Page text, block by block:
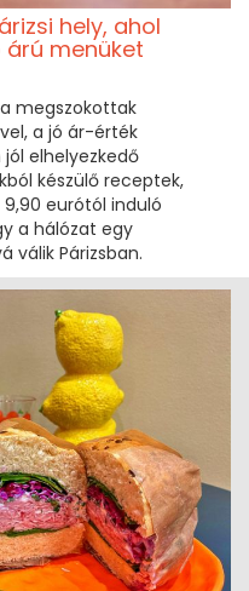
hely, ahol
menüket
a megszokottak
a jó ár-érték
elhelyezkedő
készülő receptek,
eurótól induló
a hálózat egy
válik Párizsban.